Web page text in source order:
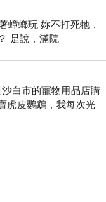
蟑螂玩 妳不打死牠，
是說，滿院
白市的寵物用品店購
虎皮鸚鵡，我每次光
引進 C